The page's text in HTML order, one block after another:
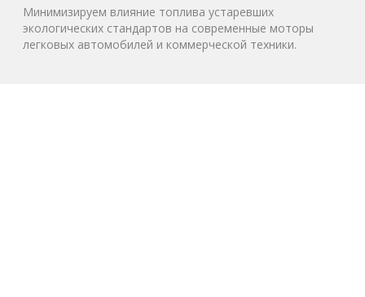
Минимизируем влияние топлива устаревших
экологических стандартов на современные моторы
легковых автомобилей и коммерческой техники.